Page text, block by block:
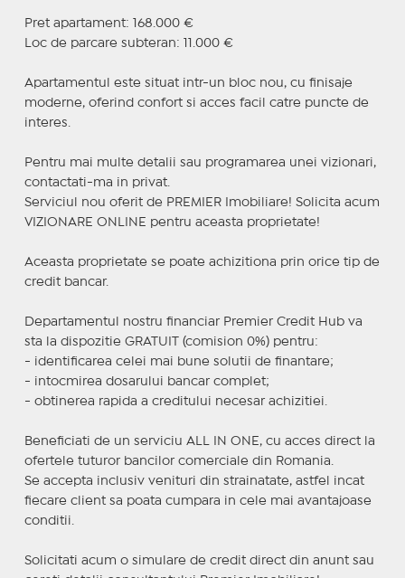
Pret apartament: 168.000 €
Loc de parcare subteran: 11.000 €
Apartamentul este situat intr-un bloc nou, cu finisaje
moderne, oferind confort si acces facil catre puncte de
interes.
Pentru mai multe detalii sau programarea unei vizionari,
contactati-ma in privat.
Serviciul nou oferit de PREMIER Imobiliare! Solicita acum
VIZIONARE ONLINE pentru aceasta proprietate!
Aceasta proprietate se poate achizitiona prin orice tip de
credit bancar.
Departamentul nostru financiar Premier Credit Hub va
sta la dispozitie GRATUIT (comision 0%) pentru:
- identificarea celei mai bune solutii de finantare;
- intocmirea dosarului bancar complet;
- obtinerea rapida a creditului necesar achizitiei.
Beneficiati de un serviciu ALL IN ONE, cu acces direct la
ofertele tuturor bancilor comerciale din Romania.
Se accepta inclusiv venituri din strainatate, astfel incat
fiecare client sa poata cumpara in cele mai avantajoase
conditii.
Solicitati acum o simulare de credit direct din anunt sau